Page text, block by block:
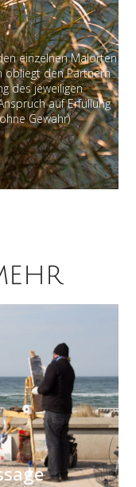
einzelnen Malorten
obliegt den Partnern
des jeweiligen
auf Erfüllung
Gewähr)